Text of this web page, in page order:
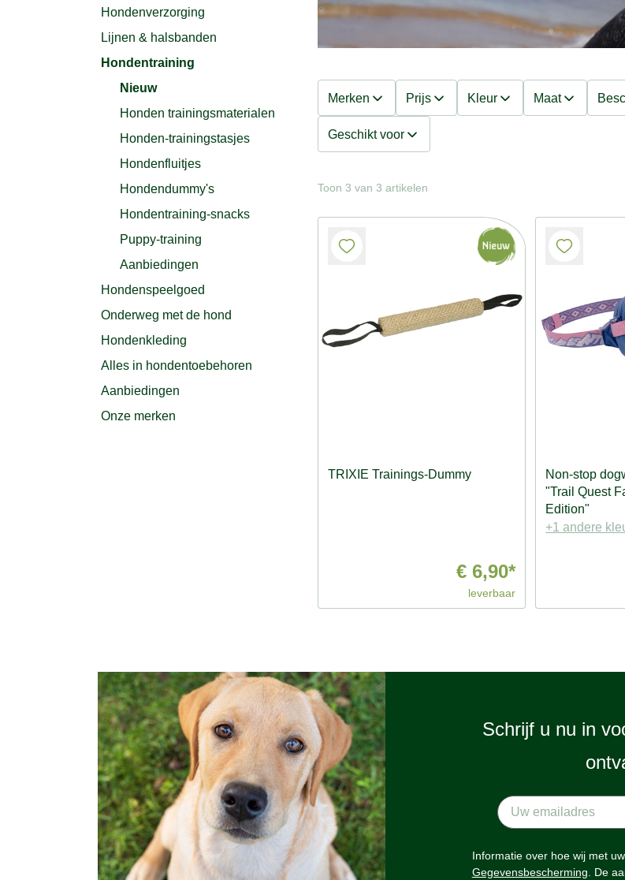
Hondenverzorging
Lijnen & halsbanden
Hondentraining
Nieuw
Honden trainingsmaterialen
Honden-trainingstasjes
Hondenfluitjes
Hondendummy's
Hondentraining-snacks
Puppy-training
Aanbiedingen
Hondenspeelgoed
Onderweg met de hond
Hondenkleding
Alles in hondentoebehoren
Aanbiedingen
Onze merken
Merken Prijs Kleur Maat
Geschikt voor
Toon 3 van 3 artikelen
TRIXIE Trainings-Dummy
€ 6,90*
leverbaar
Non-stop
"Trail Quest
Edition"
+1 andere
Schrijf u nu in
Informatie over hoe wij met
Gegevensbescherming . De